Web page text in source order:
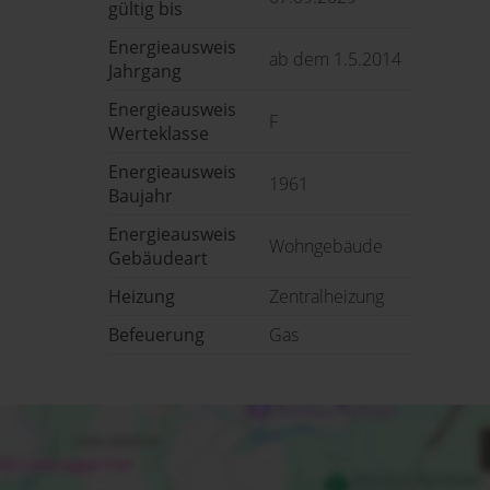
gültig bis
Energieausweis
Jahrgang
ab dem 1.5.2014
Energieausweis
Werteklasse
F
Energieausweis
Baujahr
1961
Energieausweis
Gebäudeart
Wohngebäude
Heizung
Zentralheizung
Befeuerung
Gas